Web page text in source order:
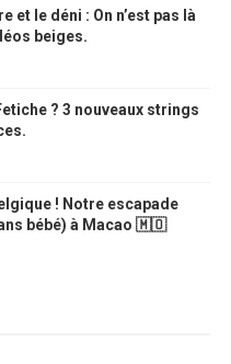
et le déni : On n’est pas là
beiges.
? 3 nouveaux strings
! Notre escapade
bébé) à Macao 🇲🇴